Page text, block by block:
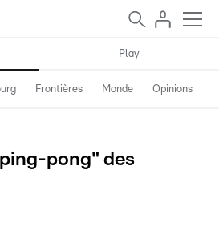
Play
Frontières Monde Opinions
pong" des